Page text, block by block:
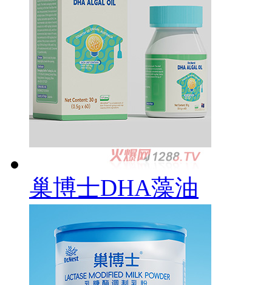
巢博士DHA藻油